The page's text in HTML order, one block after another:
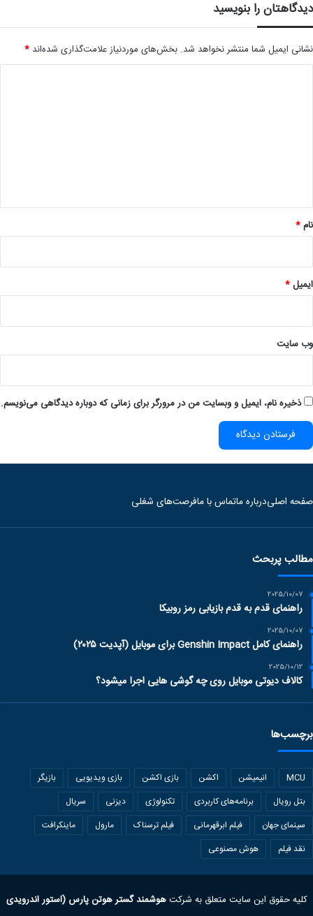
دیدگاهتان را بنویسید
نشانی ایمیل شما منتشر نخواهد شد. بخش‌های موردنیاز علامت‌گذاری شده‌اند *
نام*
ایمیل*
وب‌ سایت
ذخیره نام، ایمیل و وبسایت من در مرورگر برای زمانی که دوباره دیدگاهی می‌نویسم.
صفحه اصلیدرباره ماتماس با مافرصت‌های شغلی
مطالب پربحث
2025/10/07
راهنمای قدم به قدم بازیابی رمز روبیکا
2025/10/07
راهنمای کامل Genshin Impact برای موبایل (آپدیت ۲۰۲۵)
2025/10/12
کالاف دیوتی موبایل روی چه گوشی هایی اجرا میشود؟
برچسب‌ها
MCU انیمیشن اکشن بازی اکشن بازی ویدیویی
بازیگر
بتل رویال
برنامه‌های کاربردی تکنولوژی دیزنی
سریال
سینمای جهان
فیلم ابرقهرمانی فیلم ترسناک مارول
ماینکرافت
نقد فیلم
هوش مصنوعی
کلیه حقوق این سایت متعلق به شرکتهوشمند گستر هوتن پارس (استور اندرویدی